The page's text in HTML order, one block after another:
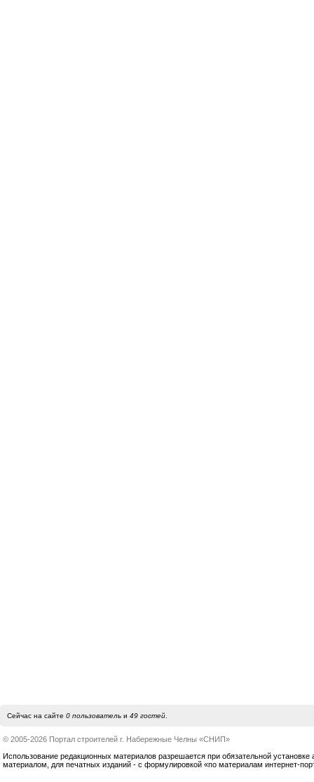
Сейчас на сайте 0 пользовательи 49 гостей.
© 2005-2026 Портал строителей г. Набережные Челны «СНИП»
Использование редакционных материалов разрешается при обязательной установке
материалом, для печатных изданий - с формулировкой «по материалам интернет-